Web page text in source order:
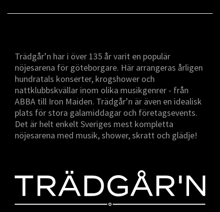
Trädgår’n har i över 135 år varit en populär
nöjesarena för göteborgare. Här arrangeras årligen
hundratals konserter, krogshower och
nattklubbskvällar inom olika musikgenrer - från
ABBA till Iron Maiden. Trädgår’n är även en idealisk
plats för stora galamiddagar och företagsevents.
Det är helt enkelt Sveriges mest kompletta
nöjesarena med musik, shower, skratt och glädje!